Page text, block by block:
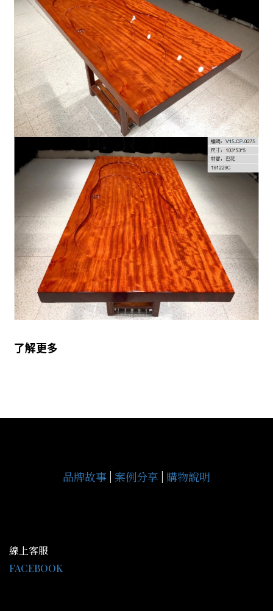
了解更多
品牌故事 案例分享 購物說明
線上客服
FACEBOOK